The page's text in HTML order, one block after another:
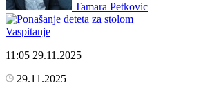
Tamara Petkovic
Vaspitanje
11:05 29.11.2025
29.11.2025